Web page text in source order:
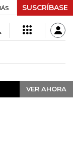
+$ 0,05 +0,01%
SUSCRÍBASE
VER AHORA
VER AHORA